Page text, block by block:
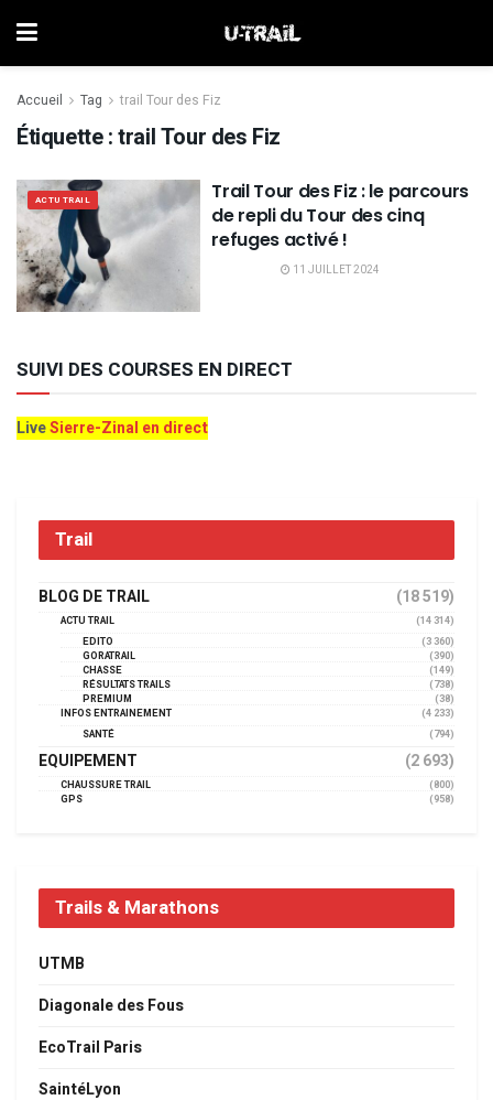
Accueil Tag trail Tour des Fiz
Étiquette :trail Tour des Fiz
ACTU TRAIL
Trail Tour des Fiz : le parcours
de repli du Tour des cinq
refuges activé !
11 JUILLET 2024
SUIVI DES COURSES EN DIRECT
LiveSierre-Zinal en direct
Trail
BLOG DE TRAIL (18 519)
ACTU TRAIL
(14 314)
EDITO
(3 360)
GORATRAIL
(390)
CHASSE
(149)
RÉSULTATS TRAILS
(738)
PREMIUM
(38)
INFOS ENTRAINEMENT
(4 233)
SANTÉ
(794)
EQUIPEMENT (2 693)
CHAUSSURE TRAIL
(800)
GPS
(958)
Trails & Marathons
UTMB
Diagonale des Fous
EcoTrail Paris
SaintéLyon